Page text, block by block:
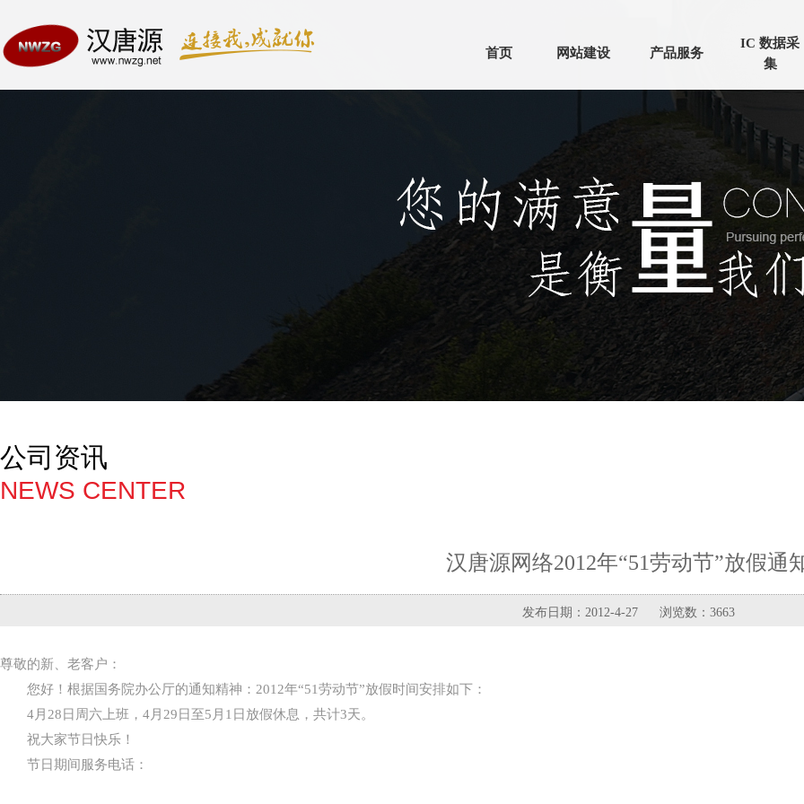
首页 网站建设 产品服务
IC 数据采
集
公司资讯
NEWS CENTER
汉唐源网络2012年“51劳动节”放假通
发布日期：2012-4-27 浏览数：3663
尊敬的新、老客户：
您好！根据国务院办公厅的通知精神：2012年“51劳动节”放假时间安排如下：
4月28日周六上班，4月29日至5月1日放假休息，共计3天。
祝大家节日快乐！
节日期间服务电话：